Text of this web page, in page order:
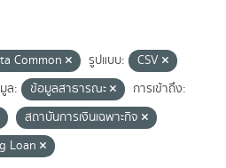
Common รูปแบบ:
CSV
ล:
ข้อมูลสาธารณะ
การเข้าถึง:
สถาบันการเงินเฉพาะกิจ
Loan